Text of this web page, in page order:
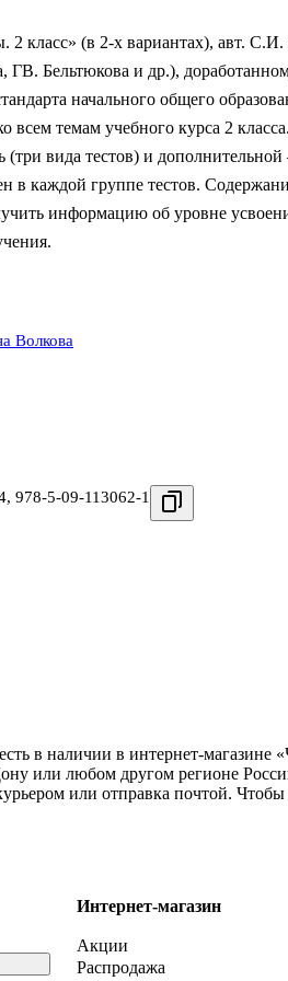
2 класс» (в 2-х вариантах), авт.
Бельтюкова и др.),
начального общего
всем темам учебного курса 2
вида тестов) и
в каждой группе тестов.
информацию об уровне
Волкова
, 978-5-09-113062-1
в наличии в интернет-
или любом другом регионе
или отправка почтой.
Интернет-магазин
Акции
Распродажа